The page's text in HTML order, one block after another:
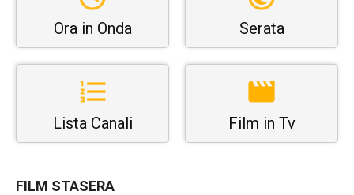
Ora in Onda Serata
Lista Canali Film in Tv
FILM STASERA